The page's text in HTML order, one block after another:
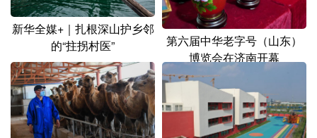
新华全媒+｜扎根深山护乡邻
的“拄拐村医”
第六届中华老字号（山东）
博览会在济南开幕